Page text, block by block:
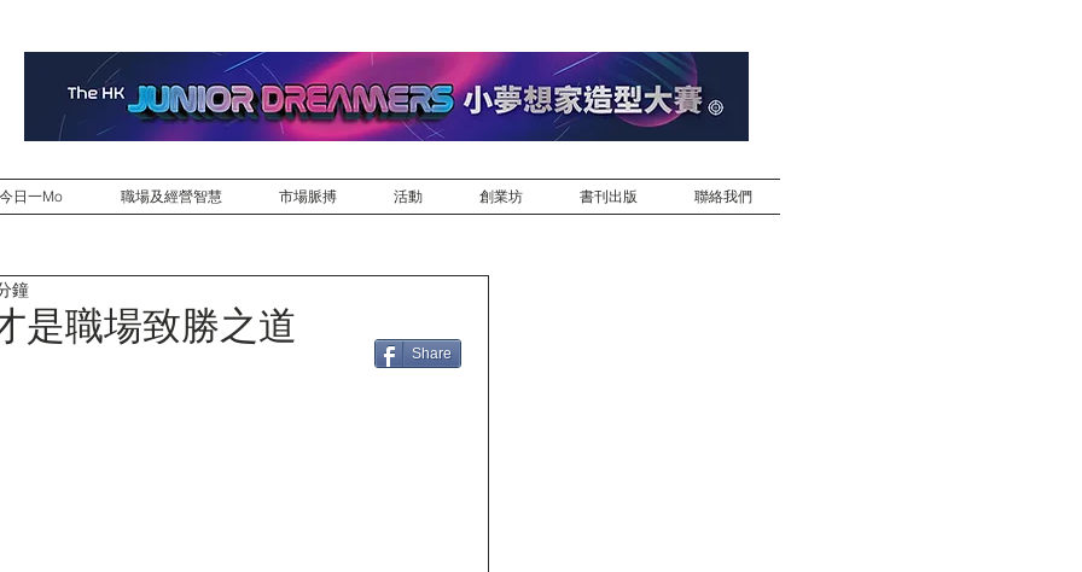
今日一Mo 職場及經營智慧 市場脈搏 活動 創業坊 書刊出版 聯絡我們
是職場致勝之道
鐘
Share